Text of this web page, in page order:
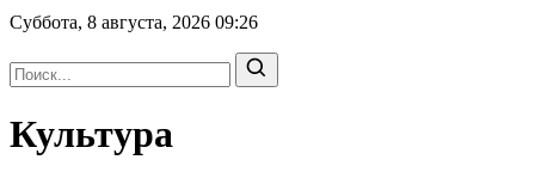
Суббота, 8 августа, 2026 09:26
Культура